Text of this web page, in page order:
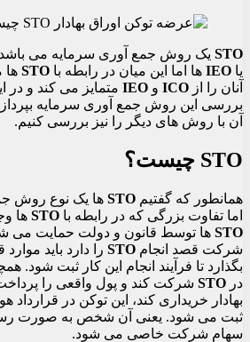
STO یک روش جمع آوری سرمایه می
یا IEO ها اما این میان در رابطه با STO ها
آنان را از ICO و IEO متمایز می کند و در
بررسی این روش جمع آوری سرمایه
آن با روش های دیگر را نیز بررسی کنیم.
STO چیست؟
همانطور که گفتیم STO ها یک نوع روش
اما تفاوت بزرگی که در رابطه با STO ها
STO ها توسط قانون و دولت حمایت می
شرکت قصد انجام STO را دارد باید
بگذارد تا فرآیند انجام این کار ثبت شود.
در STO شرکت کند و پول واقعی را
بهادار خریداری کند، این توکن در
ثبت می شود. یعنی آن شخص به صورت
سهام شرکت خاصی می شود.